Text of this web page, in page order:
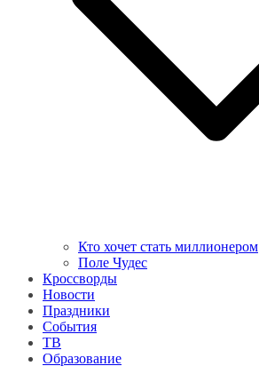
Кто хочет стать миллионером
Поле Чудес
Кроссворды
Новости
Праздники
События
ТВ
Образование